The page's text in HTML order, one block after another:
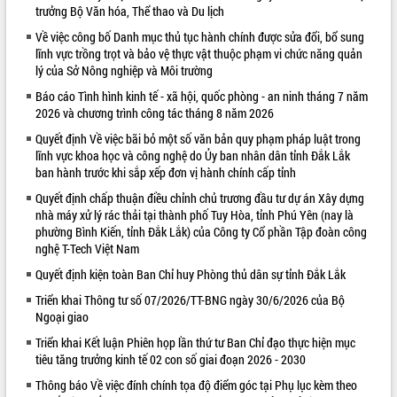
Kỳ họp thứ Hai, Hội đồng nhân dân
tỉnh khóa XI quyết nghị nhiều nội dung
quan trọng
Bí thư Tỉnh ủy Lương Nguyễn Minh
Triết thăm, tặng quà người có công với
cách mạng
Rà soát, hoàn thiện hệ thống thiết chế
văn hóa, thể thao đáp ứng yêu cầu
phát triển mới
Thường trực HĐND tỉnh Đắk Lắk gặp
mặt Đoàn chuyên gia y tế TP. Hồ Chí
Minh
Lễ truy điệu và an táng hài cốt liệt sĩ
tại Nghĩa trang Liệt sĩ xã Sơn Hòa
Bàn giải pháp tháo gỡ khó khăn trong
xuất khẩu sầu riêng và triển khai quy
định EUDR
Thứ trưởng Bộ Nông nghiệp và Môi
trường Nguyễn Hoàng Hiệp khảo sát
vùng trồng và doanh nghiệp đóng gói
LIÊN KẾT WEB
trưởng Bộ Văn hóa, Thể thao và Du lịch
Về việc công bố Danh mục thủ tục hành chính được sửa đổi, bổ sung
lĩnh vực trồng trọt và bảo vệ thực vật thuộc phạm vi chức năng quản
lý của Sở Nông nghiệp và Môi trường
Báo cáo Tình hình kinh tế - xã hội, quốc phòng - an ninh tháng 7 năm
2026 và chương trình công tác tháng 8 năm 2026
Quyết định Về việc bãi bỏ một số văn bản quy phạm pháp luật trong
lĩnh vực khoa học và công nghệ do Ủy ban nhân dân tỉnh Đắk Lắk
ban hành trước khi sắp xếp đơn vị hành chính cấp tỉnh
Quyết định chấp thuận điều chỉnh chủ trương đầu tư dự án Xây dựng
nhà máy xử lý rác thải tại thành phố Tuy Hòa, tỉnh Phú Yên (nay là
phường Bình Kiến, tỉnh Đắk Lắk) của Công ty Cổ phần Tập đoàn công
nghệ T-Tech Việt Nam
Quyết định kiện toàn Ban Chỉ huy Phòng thủ dân sự tỉnh Đắk Lắk
Triển khai Thông tư số 07/2026/TT-BNG ngày 30/6/2026 của Bộ
Ngoại giao
Triển khai Kết luận Phiên họp lần thứ tư Ban Chỉ đạo thực hiện mục
tiêu tăng trưởng kinh tế 02 con số giai đoạn 2026 - 2030
Thông báo Về việc đính chính tọa độ điểm góc tại Phụ lục kèm theo